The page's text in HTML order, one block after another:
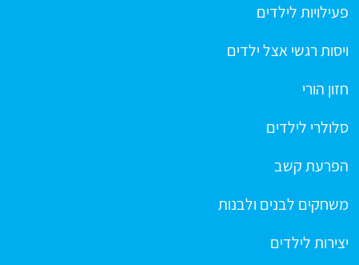
פעילויות לילדים
ויסות רגשי אצל ילדים
חזון הורי
סלולרי לילדים
הפרעת קשב
משחקים לבנים ולבנות
יצירות לילדים